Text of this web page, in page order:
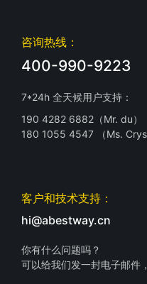
咨询热线：
400-990-9223
7*24h 全天候用户支持：
190 4282 6882（Mr. du）
180 1055 4547 （Ms.
客户和技术支持：
hi@abestway.cn
你有什么问题吗？
可以给我们发一封电子邮件